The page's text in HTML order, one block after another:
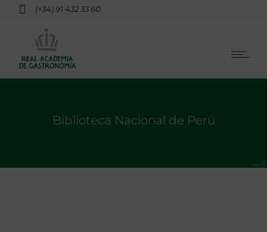
(+34) 91 432 33 60
Biblioteca Nacional de Perú